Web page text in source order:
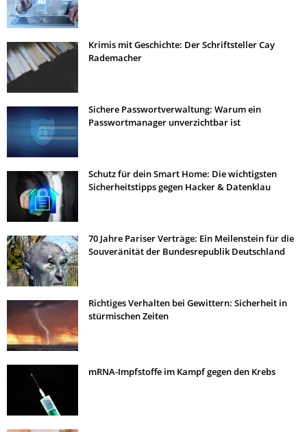
Krimis mit Geschichte: Der Schriftsteller Cay
Rademacher
Sichere Passwortverwaltung: Warum ein
Passwortmanager unverzichtbar ist
Schutz für dein Smart Home: Die wichtigsten
Sicherheitstipps gegen Hacker & Datenklau
70 Jahre Pariser Verträge: Ein Meilenstein für die
Souveränität der Bundesrepublik Deutschland
Richtiges Verhalten bei Gewittern: Sicherheit in
stürmischen Zeiten
mRNA-Impfstoffe im Kampf gegen den Krebs